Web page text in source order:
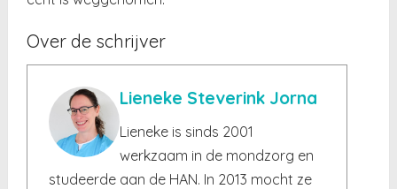
Over de schrijver
Lieneke Steverink Jorna
Lieneke is sinds 2001
werkzaam in de mondzorg en
studeerde aan de HAN. In 2013 mocht ze